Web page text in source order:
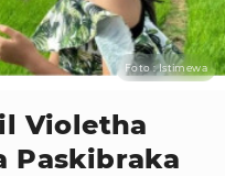
Foto : Istimewa
Violetha
Paskibraka